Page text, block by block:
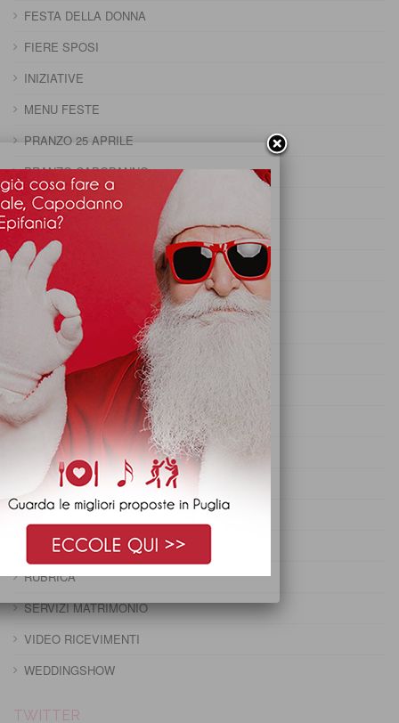
FESTA DELLA DONNA
FIERE SPOSI
INIZIATIVE
MENU FESTE
PRANZO 25 APRILE
PRANZO CAPODANNO
PRANZO DELLA DOMENICA
PRANZO DELLA PENTOLACCIA
PRANZO DI CARNEVALE
PRANZO DI FERRAGOSTO
PRANZO DI OGNISSANTI
PRANZO DI PASQUA
PRANZO DI PASQUETTA
PRANZO EPIFANIA
PRANZO IMMACOLATA
PRANZO NATALE
PRANZO PRIMO MAGGIO
PRANZO SANTO STEFANO
RUBRICA
SERVIZI MATRIMONIO
VIDEO RICEVIMENTI
WEDDINGSHOW
TWITTER